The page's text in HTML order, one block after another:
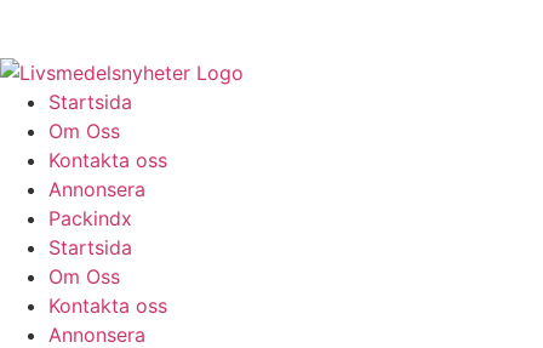
innehåll
Startsida
Om Oss
Kontakta oss
Annonsera
Packindx
Startsida
Om Oss
Kontakta oss
Annonsera